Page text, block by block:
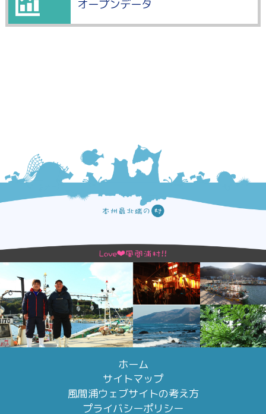
オープンデータ
ホーム
サイトマップ
風間浦ウェブサイトの考え方
プライバシーポリシー